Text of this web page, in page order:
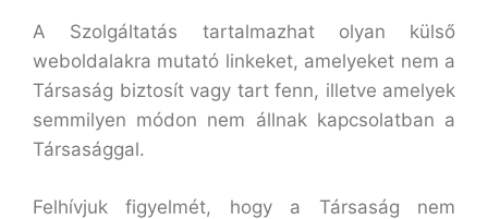
A Szolgáltatás tartalmazhat olyan külső
weboldalakra mutató linkeket, amelyeket nem a
Társaság biztosít vagy tart fenn, illetve amelyek
semmilyen módon nem állnak kapcsolatban a
Társasággal.
Felhívjuk figyelmét, hogy a Társaság nem